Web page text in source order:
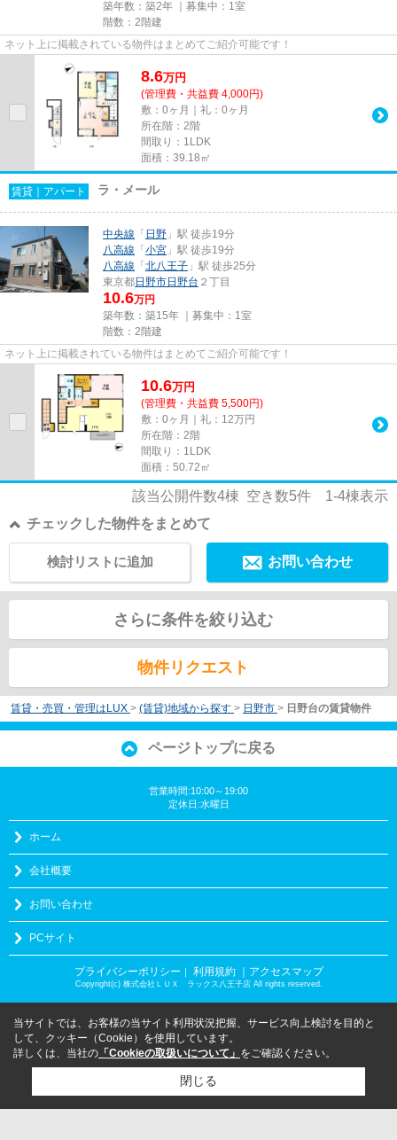
築年数：築2年 ｜募集中： 1室
階数：2階建
ネット上に掲載されている物件はまとめてご紹介可能です！
8.6万円
(管理費・共益費 4,000円)
敷：0ヶ月｜礼：0ヶ月
所在階：2階
間取り：1LDK
面積：39.18㎡
賃貸｜アパート ラ・メール
中央線 「 日野 」駅 徒歩19分
八高線 「小宮 」駅 徒歩19分
八高線 「北八王子 」駅 徒歩25分
東京都日野市日野台 ２丁目
10.6万円
築年数：築15年 ｜募集中： 1室
階数：2階建
ネット上に掲載されている物件はまとめてご紹介可能です！
10.6万円
(管理費・共益費 5,500円)
敷：0ヶ月｜礼：12万円
所在階：2階
間取り：1LDK
面積：50.72㎡
該当公開件数4棟 空き数5件 1-4棟表示
チェックした物件をまとめて
お問い合わせ
検討リストに追加
さらに条件を絞り込む
物件リクエスト
賃貸・売買・管理はLUX > (賃貸)地域から探す > 日野市 > 日野台の賃貸物件
ページトップに戻る
営業時間:10:00～19:00
定休日:水曜日
ホーム
会社概要
お問い合わせ
PCサイト
プライバシーポリシー ｜ 利用規約 ｜アクセスマップ
Copyright(c) 株式会社ＬＵＸ ラックス八王子店 All rights reserved.
当サイトでは、お客様の当サイト利用状況把握、サービス向上検討を目的と
して、クッキー（Cookie）を使用しています。
詳しくは、当社の 「Cookieの取扱いについて」 をご確認ください。
閉じる